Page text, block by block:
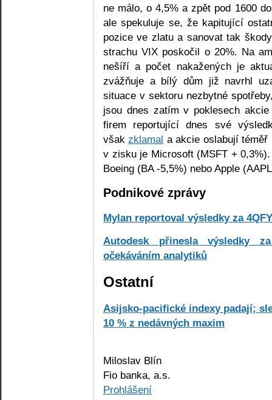
ne málo, o 4,5% a zpět pod 1600
ale spekuluje se, že kapitující
pozice ve zlatu a sanovat tak
strachu VIX poskočil o 20%. Na
nešíří a počet nakažených je
zvážňuje a bílý dům již navrhl
situace v sektoru nezbytné
jsou dnes zatím v poklesech
firem reportující dnes své
všakzklamal a akcie oslabují
v zisku je Microsoft (MSFT +
Boeing (BA -5,5%) nebo Apple
Podnikové zprávy
Mylan reportoval výsledky za
Autodesk přinesla výsledky
očekáváním analytiků
Ostatní
Asijsko-pacifické indexy padají;
10 % z nedávných maxim
Miloslav Blín
Fio banka, a.s.
Prohlášení